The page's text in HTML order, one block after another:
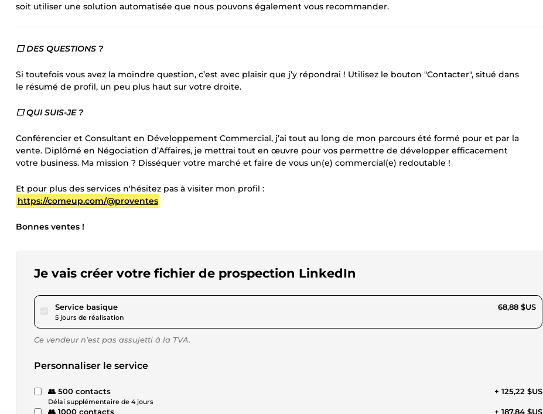
soit utiliser une solution automatisée que nous pouvons également vous recommander.
⬜ DES QUESTIONS ?
Si toutefois vous avez la moindre question, c’est avec plaisir que j’y répondrai ! Utilisez le bouton "Contacter", situé dans
le résumé de profil, un peu plus haut sur votre droite.
⬜ QUI SUIS-JE ?
Conférencier et Consultant en Développement Commercial, j’ai tout au long de mon parcours été formé pour et par la
vente. Diplômé en Négociation d’Affaires, je mettrai tout en œuvre pour vos permettre de développer efficacement
votre business. Ma mission ? Disséquer votre marché et faire de vous un(e) commercial(e) redoutable !
Et pour plus des services n'hésitez pas à visiter mon profil :
https://comeup.com/@proventes
Bonnes ventes !
Je vais créer votre fichier de prospection LinkedIn
Service basiquepour 63,48 $US
5 jours de réalisation
68,88 $US
Ce vendeur n’est pas assujetti à la TVA.
Personnaliser le service
👥 500 contacts
Délai supplémentaire de 4 jours
+ 125,22 $US
👥 1000 contacts + 187,84 $US